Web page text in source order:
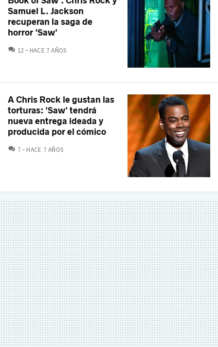
Samuel L. Jackson
recuperan la saga de
horror 'Saw'
12 COMENTARIOS
HACE 7 AÑOS
A Chris Rock le gustan las
torturas: 'Saw' tendrá
nueva entrega ideada y
producida por el cómico
7 COMENTARIOS
HACE 7 AÑOS